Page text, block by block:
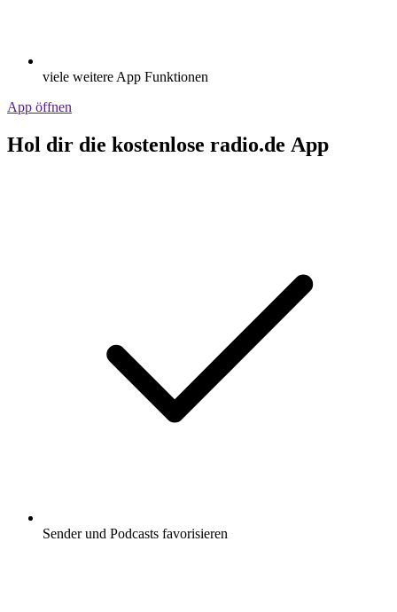
viele weitere App Funktionen
App öffnen
Hol dir die kostenlose radio.de App
Sender und Podcasts favorisieren